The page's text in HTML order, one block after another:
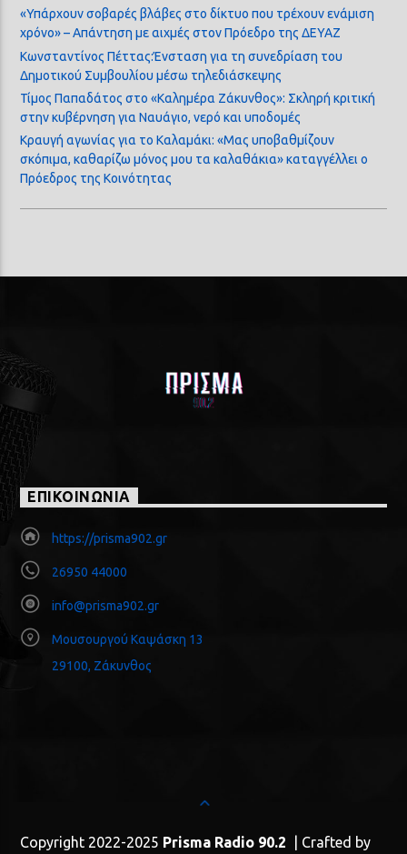
«Υπάρχουν σοβαρές βλάβες στο δίκτυο που τρέχουν ενάμιση
χρόνο» – Απάντηση με αιχμές στον Πρόεδρο της ΔΕΥΑΖ
Κωνσταντίνος Πέττας:Ένσταση για τη συνεδρίαση του
Δημοτικού Συμβουλίου μέσω τηλεδιάσκεψης
Τίμος Παπαδάτος στο «Καλημέρα Ζάκυνθος»: Σκληρή κριτική
στην κυβέρνηση για Ναυάγιο, νερό και υποδομές
Κραυγή αγωνίας για το Καλαμάκι: «Μας υποβαθμίζουν
σκόπιμα, καθαρίζω μόνος μου τα καλαθάκια» καταγγέλλει ο
Πρόεδρος της Κοινότητας
ΕΠΙΚΟΙΝΩΝΙΑ
https://prisma902.gr
26950 44000
info@prisma902.gr
Μουσουργού Καψάσκη 13
29100, Ζάκυνθος
Copyright 2022-2025 Prisma Radio 90.2 | Crafted by